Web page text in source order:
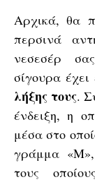
Αρχικά, θα
περσινά
νεσεσέρ
σίγουρα
λήξης τους.
ένδειξη, η
μέσα στο
γράμμα
τους